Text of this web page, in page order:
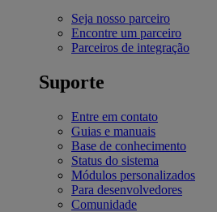
Seja nosso parceiro
Encontre um parceiro
Parceiros de integração
Suporte
Entre em contato
Guias e manuais
Base de conhecimento
Status do sistema
Módulos personalizados
Para desenvolvedores
Comunidade